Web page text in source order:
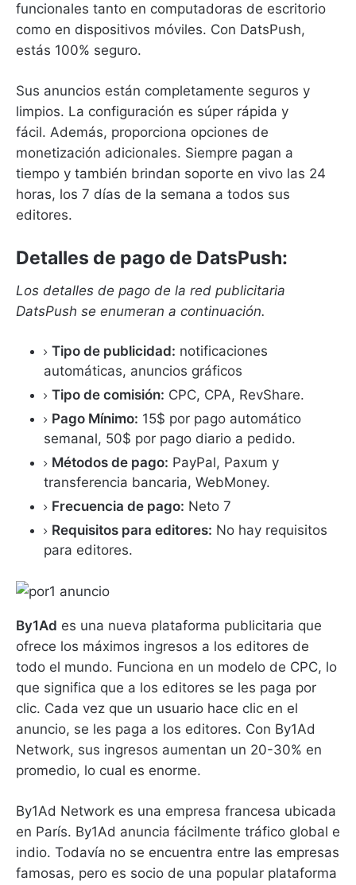
funcionales tanto en computadoras de escritorio
como en dispositivos móviles. Con DatsPush,
estás 100% seguro.
Sus anuncios están completamente seguros y
limpios. La configuración es súper rápida y
fácil. Además, proporciona opciones de
monetización adicionales. Siempre pagan a
tiempo y también brindan soporte en vivo las 24
horas, los 7 días de la semana a todos sus
editores.
Detalles de pago de DatsPush:
Los detalles de pago de la red publicitaria
DatsPush se enumeran a continuación.
Tipo de publicidad: notificaciones
automáticas, anuncios gráficos
Tipo de comisión: CPC, CPA, RevShare.
Pago Mínimo: 15$ por pago automático
semanal, 50$ por pago diario a pedido.
Métodos de pago: PayPal, Paxum y
transferencia bancaria, WebMoney.
Frecuencia de pago: Neto 7
Requisitos para editores: No hay requisitos
para editores.
By1Ad es una nueva plataforma publicitaria que
ofrece los máximos ingresos a los editores de
todo el mundo. Funciona en un modelo de CPC, lo
que significa que a los editores se les paga por
clic. Cada vez que un usuario hace clic en el
anuncio, se les paga a los editores. Con By1Ad
Network, sus ingresos aumentan un 20-30% en
promedio, lo cual es enorme.
By1Ad Network es una empresa francesa ubicada
en París. By1Ad anuncia fácilmente tráfico global e
indio. Todavía no se encuentra entre las empresas
famosas, pero es socio de una popular plataforma